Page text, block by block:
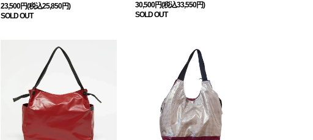
23,500円(税込25,850円)
SOLD OUT
30,500円(税込33,550円)
SOLD OUT